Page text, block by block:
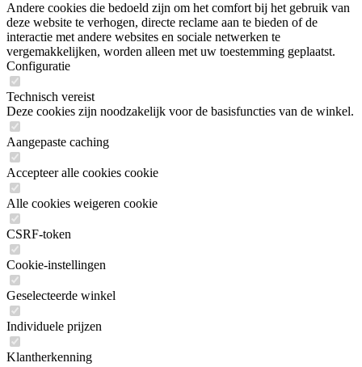
Andere cookies die bedoeld zijn om het comfort bij het gebruik van
deze website te verhogen, directe reclame aan te bieden of de
interactie met andere websites en sociale netwerken te
vergemakkelijken, worden alleen met uw toestemming geplaatst.
Configuratie
Technisch vereist
Deze cookies zijn noodzakelijk voor de basisfuncties van de winkel.
Aangepaste caching
Accepteer alle cookies cookie
Alle cookies weigeren cookie
CSRF-token
Cookie-instellingen
Geselecteerde winkel
Individuele prijzen
Klantherkenning